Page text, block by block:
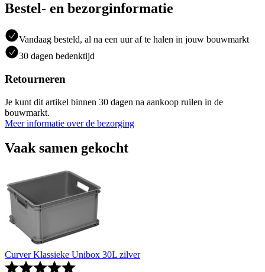
Bestel- en bezorginformatie
Vandaag besteld, al na een uur af te halen in jouw bouwmarkt
30 dagen bedenktijd
Retourneren
Je kunt dit artikel binnen 30 dagen na aankoop ruilen in de
bouwmarkt.
Meer informatie over de bezorging
Vaak samen gekocht
Curver Klassieke Unibox 30L zilver